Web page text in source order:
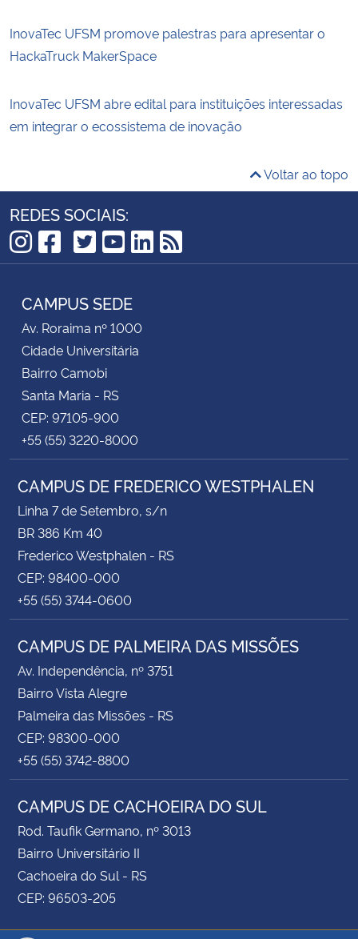
InovaTec UFSM promove palestras para apresentar o
HackaTruck MakerSpace
InovaTec UFSM abre edital para instituições interessadas
em integrar o ecossistema de inovação
Voltar ao topo
REDES SOCIAIS:
Instagram
Facebook
TikTok
Twitter
YouTube
LinkedIn
RSS
CAMPUS SEDE
Av. Roraima nº 1000
Cidade Universitária
Bairro Camobi
Santa Maria - RS
CEP: 97105-900
+55 (55) 3220-8000
CAMPUS DE FREDERICO WESTPHALEN
Linha 7 de Setembro, s/n
BR 386 Km 40
Frederico Westphalen - RS
CEP: 98400-000
+55 (55) 3744-0600
CAMPUS DE PALMEIRA DAS MISSÕES
Av. Independência, nº 3751
Bairro Vista Alegre
Palmeira das Missões - RS
CEP: 98300-000
+55 (55) 3742-8800
CAMPUS DE CACHOEIRA DO SUL
Rod. Taufik Germano, nº 3013
Bairro Universitário II
Cachoeira do Sul - RS
CEP: 96503-205